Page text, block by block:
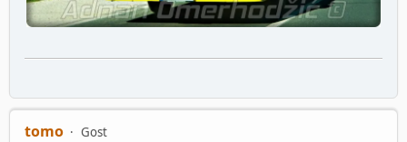
tomo
Gost